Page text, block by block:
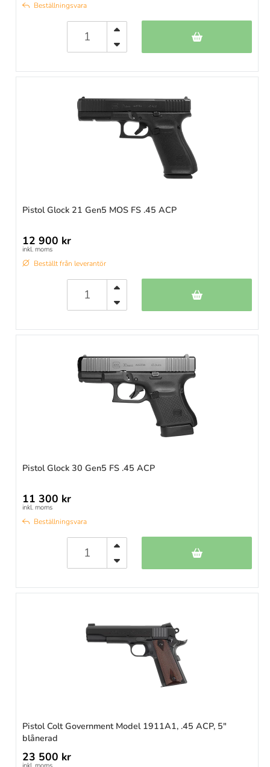
Beställningsvara
Pistol Glock 21 Gen5 MOS FS .45 ACP
12 900 kr
inkl. moms
Beställt från leverantör
Pistol Glock 30 Gen5 FS .45 ACP
11 300 kr
inkl. moms
Beställningsvara
Pistol Colt Government Model 1911A1, .45 ACP, 5"
blånerad
23 500 kr